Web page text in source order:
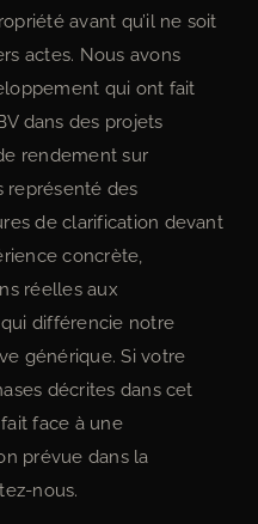
avant qu’il ne soit
actes. Nous avons
qui ont fait
dans des projets
rendement sur
représenté des
de clarification devant
concrète,
réelles aux
différencie notre
générique. Si votre
décrites dans cet
face à une
prévue dans la
nous.